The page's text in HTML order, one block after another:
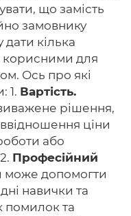
що замість
замовнику
кілька
корисними для
Ось про які
1. Вартість.
рішення,
ціни
або
Професійний
може допомогти
навички та
помилок та